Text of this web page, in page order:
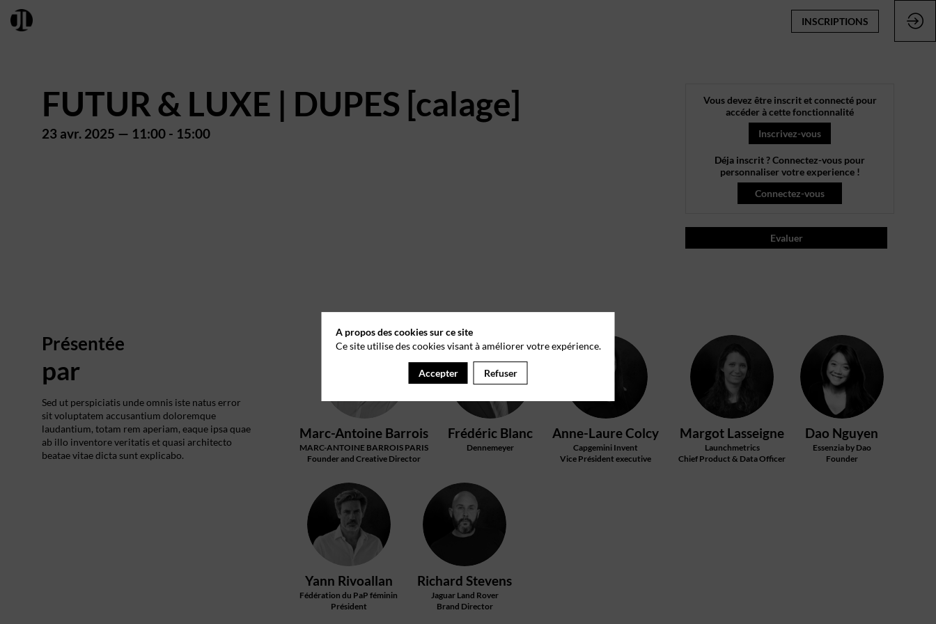
INSCRIPTIONS
Vous devez être inscrit et connecté pour
accéder à cette fonctionnalité
Inscrivez-vous
Déja inscrit ? Connectez-vous pour
personnaliser votre experience !
Connectez-vous
FUTUR & LUXE | DUPES [calage]
23 avr. 2025 — 11:00 - 15:00
Evaluer
Présentée
par
Sed ut perspiciatis unde omnis iste natus error
sit voluptatem accusantium doloremque
laudantium, totam rem aperiam, eaque ipsa quae
ab illo inventore veritatis et quasi architecto
beatae vitae dicta sunt explicabo.
Marc-Antoine Barrois
MARC-ANTOINE BARROIS PARIS
Founder and Creative Director
FB
Frédéric Blanc
Dennemeyer
AC
Anne-LaureColcy
Capgemini Invent
Vice Président executive
ML
Margot Lasseigne
Launchmetrics
Chief Product & Data Officer
DN
Dao Nguyen
Essenzia by Dao
Founder
YR
Yann Rivoallan
Fédération du PaP féminin
Président
RS
Richard Stevens
Jaguar Land Rover
Brand Director
A propos des cookies sur ce site
Ce site utilise des cookies visant à améliorer votre expérience.
Accepter Refuser